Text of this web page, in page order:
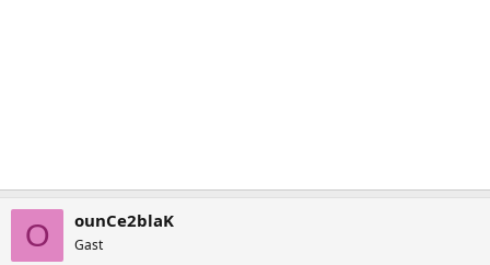
O ounCe2blaK
Gast